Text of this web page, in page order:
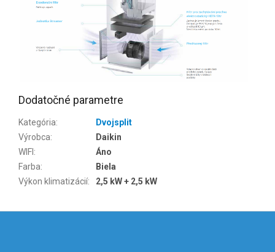
Dodatočné parametre
Kategória:
Dvojsplit
Výrobca:
Daikin
WIFI :
Áno
Farba:
Biela
Výkon klimatizácií: 2,5 kW + 2,5 kW